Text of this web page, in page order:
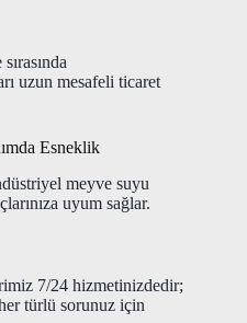
uzun mesafeli ticaret
Esneklik
meyve suyu
uyum sağlar.
7/24 hizmetinizdedir;
türlü sorunuz için